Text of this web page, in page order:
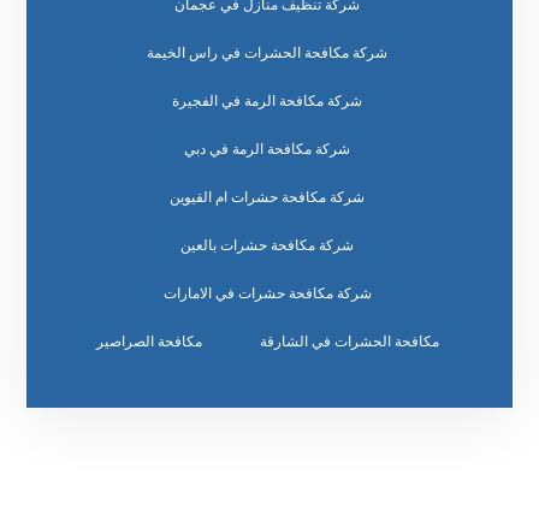
شركة تنظيف منازل في عجمان
شركة مكافحة الحشرات في راس الخيمة
شركة مكافحة الرمة في الفجيرة
شركة مكافحة الرمة في دبي
شركة مكافحة حشرات ام القيوين
شركة مكافحة حشرات بالعين
شركة مكافحة حشرات في الامارات
مكافحة الحشرات في الشارقة مكافحة الصراصير